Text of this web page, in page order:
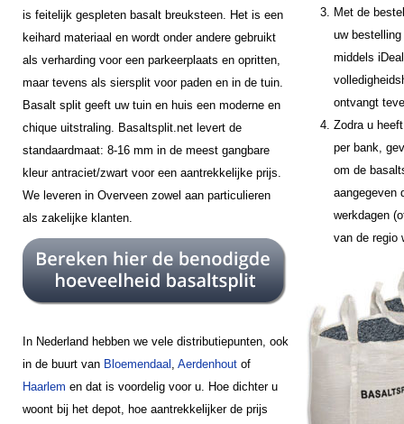
is feitelijk gespleten basalt breuksteen. Het is een
keihard materiaal en wordt onder andere gebruikt
als verharding voor een parkeerplaats en opritten,
maar tevens als siersplit voor paden en in de tuin.
Basalt split geeft uw tuin en huis een moderne en
chique uitstraling. Basaltsplit.net levert de
standaardmaat: 8-16 mm in de meest gangbare
kleur antraciet/zwart voor een aantrekkelijke prijs.
We leveren in Overveen zowel aan particulieren
als zakelijke klanten.
In Nederland hebben we vele distributiepunten, ook
in de buurt van Bloemendaal , Aerdenhout of
Haarlem en dat is voordelig voor u. Hoe dichter u
woont bij het depot, hoe aantrekkelijker de prijs
Met de
uw
middels
ontvangt
Zodra u
per bank,
om de
aangegeven
werkdagen
van de regio